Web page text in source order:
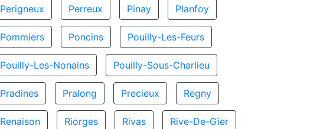
Perigneux Perreux Pinay Planfoy
Pommiers Poncins Pouilly-Les-Feurs
Pouilly-Les-Nonains Pouilly-Sous-Charlieu
Pradines Pralong Precieux Regny
Renaison Riorges Rivas Rive-De-Gier